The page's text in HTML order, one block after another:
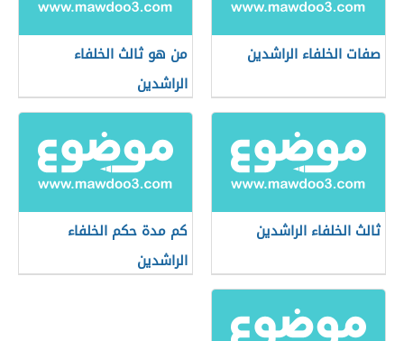
صفات الخلفاء الراشدين
من هو ثالث الخلفاء
الراشدين
ثالث الخلفاء الراشدين
كم مدة حكم الخلفاء
الراشدين